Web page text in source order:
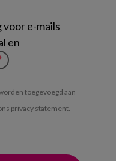
e-mails
en
toegevoegd aan
privacy statement.